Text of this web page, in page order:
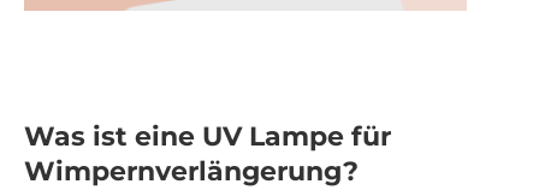
Was ist eine UV Lampe für
Wimpernverlängerung?